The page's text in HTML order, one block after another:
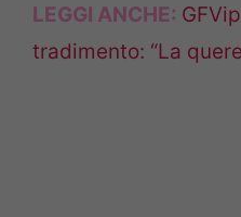
LEGGI ANCHE:
tradimento: “La